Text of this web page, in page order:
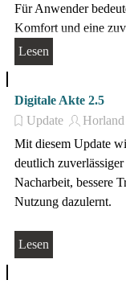
Für Anwender
Komfort und eine
Lesen
Digitale Akte 2.5
Update
Horland
Mit diesem Update
deutlich
Nacharbeit, bessere
Nutzung dazulernt.
Lesen